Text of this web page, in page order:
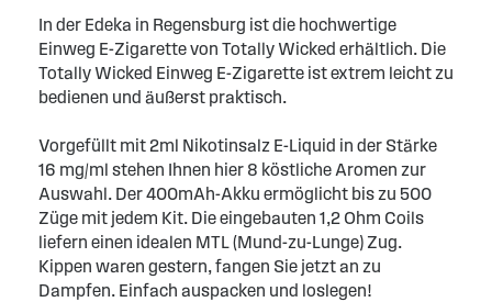
In der Edeka in Regensburg ist die hochwertige
Einweg E-Zigarette von Totally Wicked erhältlich. Die
Totally Wicked Einweg E-Zigarette ist extrem leicht zu
bedienen und äußerst praktisch.
Vorgefüllt mit 2ml Nikotinsalz E-Liquid in der Stärke
16 mg/ml stehen Ihnen hier 8 köstliche Aromen zur
Auswahl. Der 400mAh-Akku ermöglicht bis zu 500
Züge mit jedem Kit. Die eingebauten 1,2 Ohm Coils
liefern einen idealen MTL (Mund-zu-Lunge) Zug.
Kippen waren gestern, fangen Sie jetzt an zu
Dampfen. Einfach auspacken und loslegen!